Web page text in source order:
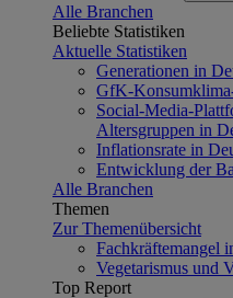
Alle Branchen
Beliebte Statistiken
Aktuelle Statistiken
Generationen in
GfK-
Social-Media-
Altersgruppen in
Inflationsrate in
Entwicklung der
Alle Branchen
Themen
Zur Themenübersicht
Fachkräftemangel
Vegetarismus und
Top Report